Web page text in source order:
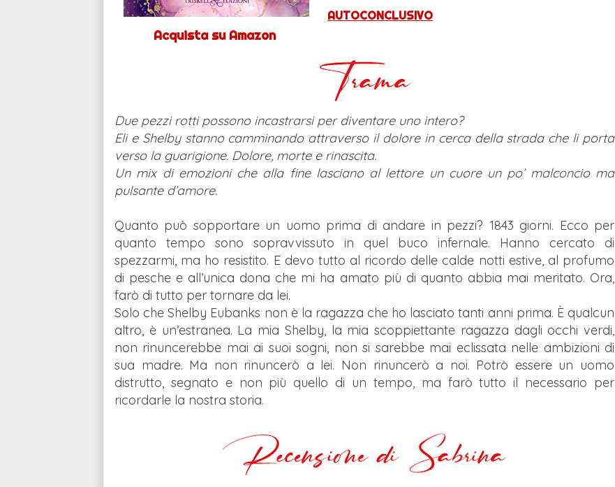
Acquista suAmazon
AUTOCONCLUSIVO
Due pezzi rotti possono incastrarsi per diventare uno intero?
Eli e Shelby stanno camminando attraverso il dolore in cerca della strada che li porta
verso la guarigione. Dolore, morte e rinascita.
Un mix di emozioni che alla fine lasciano al lettore un cuore un po’ malconcio ma
pulsante d’amore.
Quanto può sopportare un uomo prima di andare in pezzi? 1843 giorni. Ecco per
quanto tempo sono sopravvissuto in quel buco infernale. Hanno cercato di
spezzarmi, ma ho resistito. E devo tutto al ricordo delle calde notti estive, al profumo
di pesche e all’unica dona che mi ha amato più di quanto abbia mai meritato. Ora,
farò di tutto per tornare da lei.
Solo che Shelby Eubanks non è la ragazza che ho lasciato tanti anni prima. È qualcun
altro, è un’estranea. La mia Shelby, la mia scoppiettante ragazza dagli occhi verdi,
non rinuncerebbe mai ai suoi sogni, non si sarebbe mai eclissata nelle ambizioni di
sua madre. Ma non rinuncerò a lei. Non rinuncerò a noi. Potrò essere un uomo
distrutto, segnato e non più quello di un tempo, ma farò tutto il necessario per
ricordarle la nostra storia.